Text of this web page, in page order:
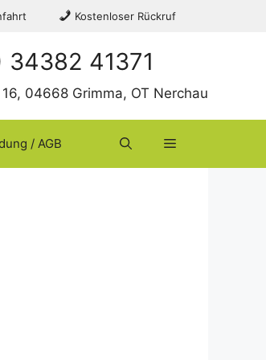
Kostenloser Rückruf
34382 41371
04668 Grimma, OT Nerchau
/ AGB